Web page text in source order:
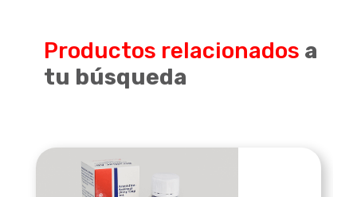
Productos relacionados a
tu búsqueda